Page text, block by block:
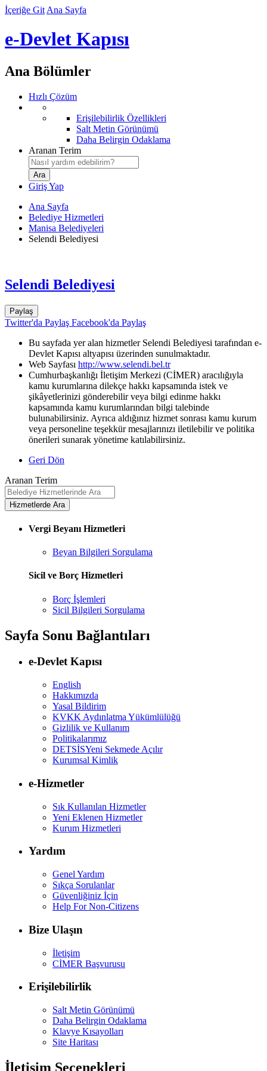
İçeriğe Git Ana Sayfa
e-Devlet Kapısı
Ana Bölümler
Hızlı Çözüm
Erişilebilirlik Özellikleri
Salt Metin Görünümü
Daha Belirgin Odaklama
Aranan Terim
Giriş Yap
Ana Sayfa
Belediye Hizmetleri
Manisa Belediyeleri
Selendi Belediyesi
Selendi Belediyesi
Paylaş
Twitter'da Paylaş Facebook'da Paylaş
Bu sayfada yer alan hizmetler Selendi Belediyesi tarafından e-
Devlet Kapısı altyapısı üzerinden sunulmaktadır.
Web Sayfası http://www.selendi.bel.tr
Cumhurbaşkanlığı İletişim Merkezi (CİMER) aracılığıyla
kamu kurumlarına dilekçe hakkı kapsamında istek ve
şikâyetlerinizi gönderebilir veya bilgi edinme hakkı
kapsamında kamu kurumlarından bilgi talebinde
bulunabilirsiniz. Ayrıca aldığınız hizmet sonrası kamu kurum
veya personeline teşekkür mesajlarınızı iletilebilir ve politika
önerileri sunarak yönetime katılabilirsiniz.
Geri Dön
Aranan Terim
Vergi Beyanı Hizmetleri
Beyan Bilgileri Sorgulama
Sicil ve Borç Hizmetleri
Borç İşlemleri
Sicil Bilgileri Sorgulama
Sayfa Sonu Bağlantıları
e-Devlet Kapısı
English
Hakkımızda
Yasal Bildirim
KVKK Aydınlatma Yükümlülüğü
Gizlilik ve Kullanım
Politikalarımız
DETSİSYeni Sekmede Açılır
Kurumsal Kimlik
e-Hizmetler
Sık Kullanılan Hizmetler
Yeni Eklenen Hizmetler
Kurum Hizmetleri
Yardım
Genel Yardım
Sıkça Sorulanlar
Güvenliğiniz İçin
Help For Non-Citizens
Bize Ulaşın
İletişim
CİMER Başvurusu
Erişilebilirlik
Salt Metin Görünümü
Daha Belirgin Odaklama
Klavye Kısayolları
Site Haritası
İletişim Seçenekleri